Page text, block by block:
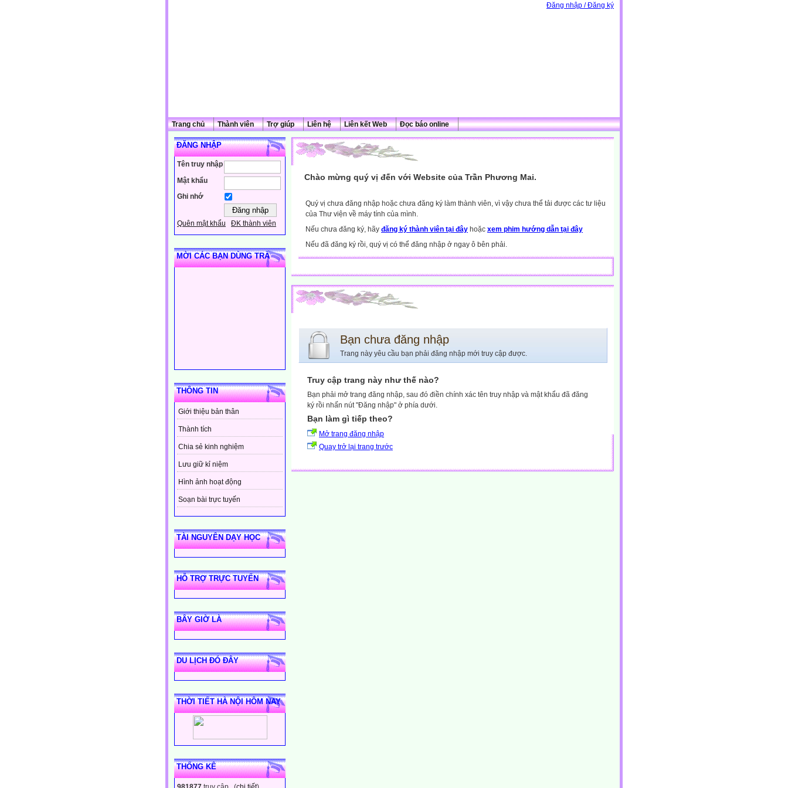
Đăng nhập / Đăng ký
Trang chủ Thành viên Trợ giúp Liên hệ Liên kết Web Đọc báo online
ĐĂNG NHẬP
Tên truy nhập
Mật khẩu
Ghi nhớ
Quên mật khẩu ĐK thành viên
MỜI CÁC BẠN DÙNG TRÀ
THÔNG TIN
Giới thiệu bản thân
Thành tích
Chia sẻ kinh nghiệm
Lưu giữ kỉ niệm
Hình ảnh hoạt động
Soạn bài trực tuyến
TÀI NGUYÊN DẠY HỌC
HỖ TRỢ TRỰC TUYẾN
BÂY GIỜ LÀ
DU LỊCH ĐÓ ĐÂY
THỜI TIẾT HÀ NỘI HÔM NAY
THỐNG KÊ
Chào mừng quý vị đến với Website của Trần Phương Mai.
Quý vị chưa đăng nhập hoặc chưa đăng ký làm thành viên, vì vậy chưa thể tải được các tư liệu
của Thư viện về máy tính của mình.
Nếu chưa đăng ký, hãy đăng ký thành viên tại đây hoặc xem phim hướng dẫn tại đây
Nếu đã đăng ký rồi, quý vị có thể đăng nhập ở ngay ô bên phải.
Bạn chưa đăng nhập
Trang này yêu cầu bạn phải đăng nhập mới truy cập được.
Truy cập trang này như thế nào?
Bạn phải mở trang đăng nhập, sau đó điền chính xác tên truy nhập và mật khẩu đã đăng
ký rồi nhấn nút "Đăng nhập" ở phía dưới.
Bạn làm gì tiếp theo?
Mở trang đăng nhập
Quay trở lại trang trước